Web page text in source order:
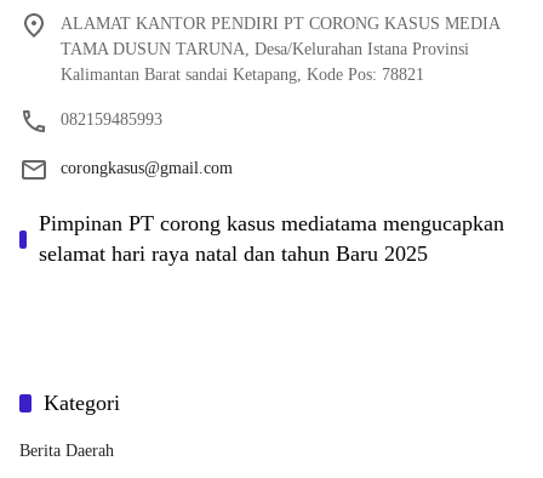
ALAMAT KANTOR PENDIRI PT CORONG KASUS MEDIA
TAMA DUSUN TARUNA, Desa/Kelurahan Istana Provinsi
Kalimantan Barat sandai Ketapang, Kode Pos: 78821
082159485993
corongkasus@gmail.com
Pimpinan PT corong kasus mediatama mengucapkan
selamat hari raya natal dan tahun Baru 2025
Kategori
Berita Daerah